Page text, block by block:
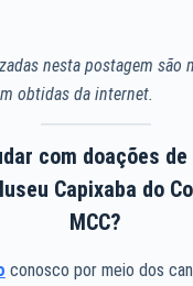
nesta postagem são
obtidas da internet.
com doações
Capixaba do
MCC?
conosco por meio dos